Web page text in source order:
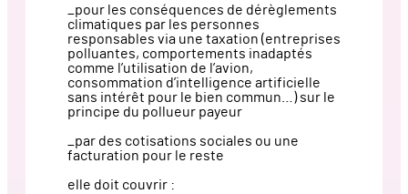
_pour les conséquences de dérèglements
climatiques par les personnes
responsables via une taxation (entreprises
polluantes, comportements inadaptés
comme l’utilisation de l’avion,
consommation d’intelligence artificielle
sans intérêt pour le bien commun…) sur le
principe du pollueur payeur
_par des cotisations sociales ou une
facturation pour le reste
elle doit couvrir :